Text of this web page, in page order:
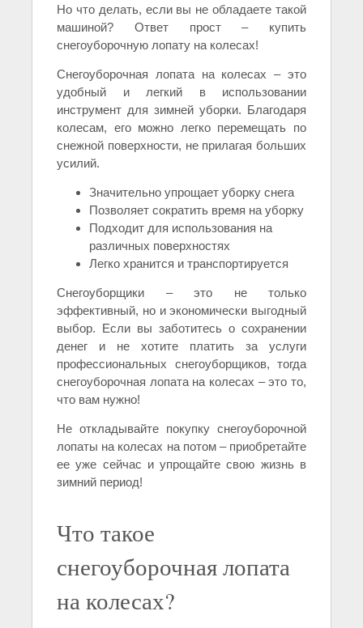
Но что делать, если вы не обладаете такой
машиной? Ответ прост – купить
снегоуборочную лопату на колесах!
Снегоуборочная лопата на колесах – это
удобный и легкий в использовании
инструмент для зимней уборки. Благодаря
колесам, его можно легко перемещать по
снежной поверхности, не прилагая больших
усилий.
Значительно упрощает уборку снега
Позволяет сократить время на уборку
Подходит для использования на
различных поверхностях
Легко хранится и транспортируется
Снегоуборщики – это не только
эффективный, но и экономически выгодный
выбор. Если вы заботитесь о сохранении
денег и не хотите платить за услуги
профессиональных снегоуборщиков, тогда
снегоуборочная лопата на колесах – это то,
что вам нужно!
Не откладывайте покупку снегоуборочной
лопаты на колесах на потом – приобретайте
ее уже сейчас и упрощайте свою жизнь в
зимний период!
Что такое
снегоуборочная лопата
на колесах?